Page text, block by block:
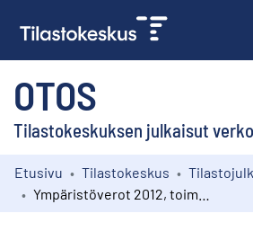
OTOS
Tilastokeskuksen julkaisut
Kokoelmat
Etusivu Tilastokeskus